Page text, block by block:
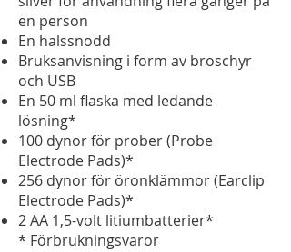
en person
En halssnodd
Bruksanvisning i form av broschyr
och USB
En 50 ml flaska med ledande
lösning*
100 dynor för prober (Probe
Electrode Pads)*
256 dynor för öronklämmor (Earclip
Electrode Pads)*
2 AA 1,5-volt litiumbatterier*
* Förbrukningsvaror